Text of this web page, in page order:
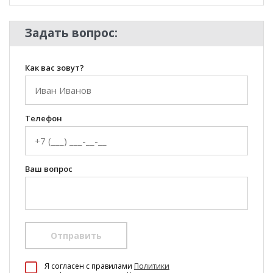
Задать вопрос:
Как вас зовут?
Телефон
Ваш вопрос
Отправить
Я согласен c правилами Политики